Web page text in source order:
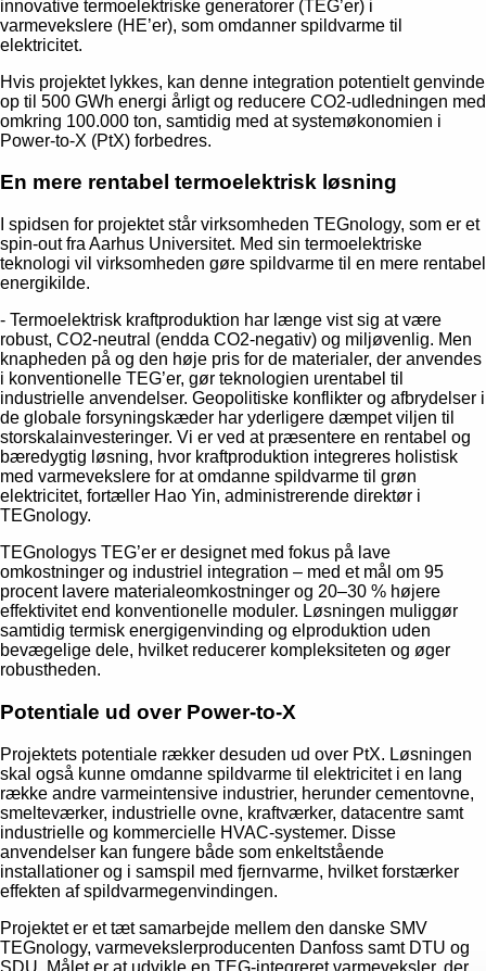
innovative termoelektriske generatorer (TEG’er) i
varmevekslere (HE’er), som omdanner spildvarme til
elektricitet.
Hvis projektet lykkes, kan denne integration potentielt genvinde
op til 500 GWh energi årligt og reducere CO2-udledningen med
omkring 100.000 ton, samtidig med at systemøkonomien i
Power-to-X (PtX) forbedres.
En mere rentabel termoelektrisk løsning
I spidsen for projektet står virksomheden TEGnology, som er et
spin-out fra Aarhus Universitet. Med sin termoelektriske
teknologi vil virksomheden gøre spildvarme til en mere rentabel
energikilde.
- Termoelektrisk kraftproduktion har længe vist sig at være
robust, CO2-neutral (endda CO2-negativ) og miljøvenlig. Men
knapheden på og den høje pris for de materialer, der anvendes
i konventionelle TEG’er, gør teknologien urentabel til
industrielle anvendelser. Geopolitiske konflikter og afbrydelser i
de globale forsyningskæder har yderligere dæmpet viljen til
storskalainvesteringer. Vi er ved at præsentere en rentabel og
bæredygtig løsning, hvor kraftproduktion integreres holistisk
med varmevekslere for at omdanne spildvarme til grøn
elektricitet, fortæller Hao Yin, administrerende direktør i
TEGnology.
TEGnologys TEG’er er designet med fokus på lave
omkostninger og industriel integration – med et mål om 95
procent lavere materialeomkostninger og 20–30 % højere
effektivitet end konventionelle moduler. Løsningen muliggør
samtidig termisk energigenvinding og elproduktion uden
bevægelige dele, hvilket reducerer kompleksiteten og øger
robustheden.
Potentiale ud over Power-to-X
Projektets potentiale rækker desuden ud over PtX. Løsningen
skal også kunne omdanne spildvarme til elektricitet i en lang
række andre varmeintensive industrier, herunder cementovne,
smelteværker, industrielle ovne, kraftværker, datacentre samt
industrielle og kommercielle HVAC-systemer. Disse
anvendelser kan fungere både som enkeltstående
installationer og i samspil med fjernvarme, hvilket forstærker
effekten af spildvarmegenvindingen.
Projektet er et tæt samarbejde mellem den danske SMV
TEGnology, varmevekslerproducenten Danfoss samt DTU og
SDU. Målet er at udvikle en TEG-integreret varmeveksler, der